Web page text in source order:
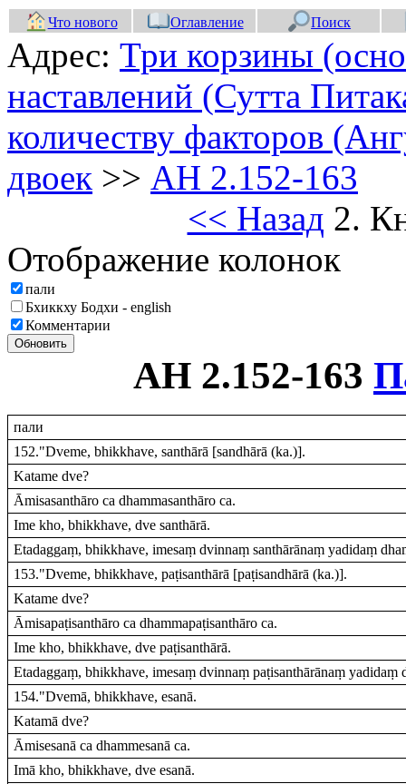
Что нового Оглавление Поиск
Адрес: Три корзины
наставлений (Сутта
количеству факторов
двоек >> АН 2.152-163
<< Назад 2.
Отображение колонок
пали
Бхиккху Бодхи - english
Комментарии
Обновить
АН 2.152-163
пали
152."Dveme, bhikkhave, santhārā [sandhārā (ka.)].
Katame dve?
Āmisasanthāro ca dhammasanthāro ca.
Ime kho, bhikkhave, dve santhārā.
Etadaggaṃ, bhikkhave, imesaṃ dvinnaṃ santhārānaṃ yadidaṃ
153."Dveme, bhikkhave, paṭisanthārā [paṭisandhārā (ka.)].
Katame dve?
Āmisapaṭisanthāro ca dhammapaṭisanthāro ca.
Ime kho, bhikkhave, dve paṭisanthārā.
Etadaggaṃ, bhikkhave, imesaṃ dvinnaṃ paṭisanthārānaṃ yadidaṃ
154."Dvemā, bhikkhave, esanā.
Katamā dve?
Āmisesanā ca dhammesanā ca.
Imā kho, bhikkhave, dve esanā.